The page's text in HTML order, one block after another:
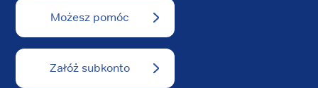
Możesz pomóc
Załóż subkonto